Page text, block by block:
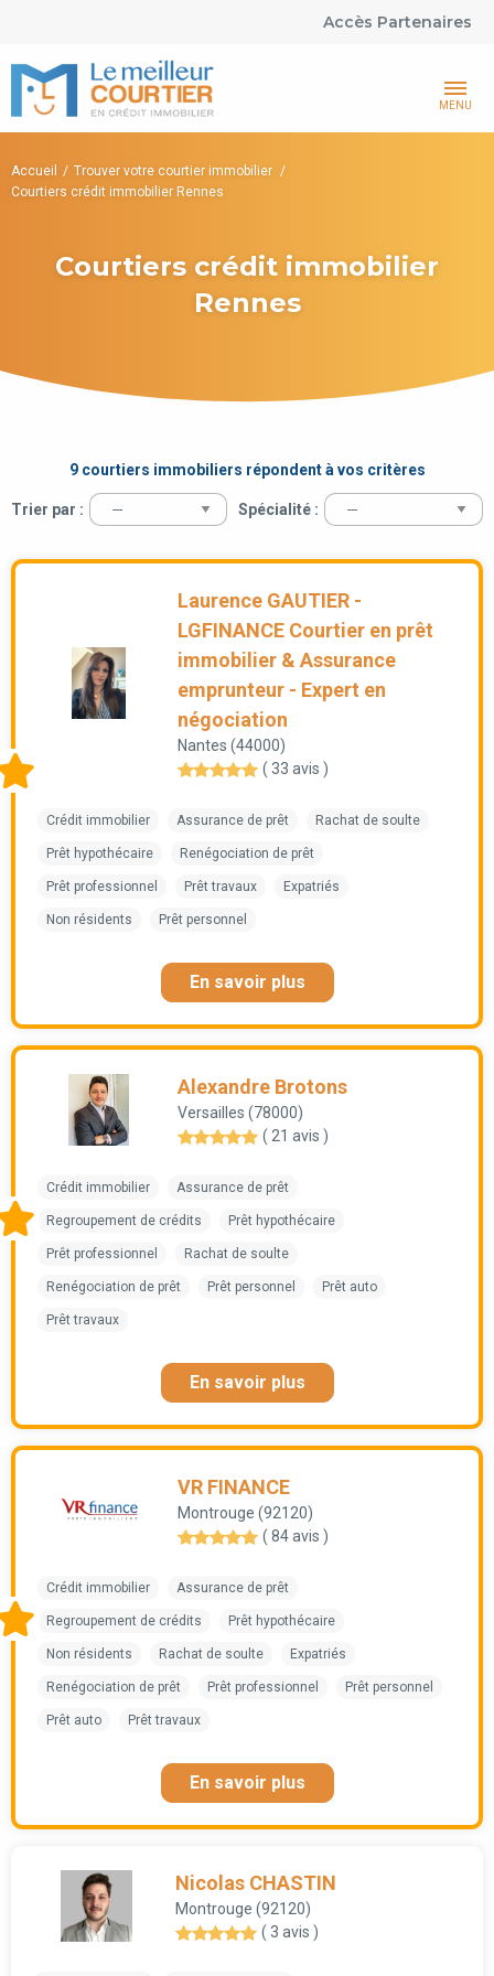
Accès Partenaires
MENU
Accueil
Trouver votre courtier immobilier
Courtiers crédit immobilier Rennes
Courtiers crédit immobilier
Rennes
9 courtiers immobiliers répondent à vos critères
Trier par : Spécialité :
Laurence GAUTIER -
LGFINANCE Courtier en prêt
immobilier & Assurance
emprunteur - Expert en
négociation
Nantes (44000)
( 33 avis )
Crédit immobilier Assurance de prêt Rachat de soulte
Prêt hypothécaire Renégociation de prêt
Prêt professionnel Prêt travaux Expatriés
Non résidents Prêt personnel
En savoir plus
Alexandre Brotons
Versailles (78000)
( 21 avis )
Crédit immobilier Assurance de prêt
Regroupement de crédits Prêt hypothécaire
Prêt professionnel Rachat de soulte
Renégociation de prêt Prêt personnel Prêt auto
Prêt travaux
En savoir plus
VR FINANCE
Montrouge (92120)
( 84 avis )
Crédit immobilier Assurance de prêt
Regroupement de crédits Prêt hypothécaire
Non résidents Rachat de soulte Expatriés
Renégociation de prêt Prêt professionnel Prêt personnel
Prêt auto Prêt travaux
En savoir plus
Nicolas CHASTIN
Montrouge (92120)
( 3 avis )